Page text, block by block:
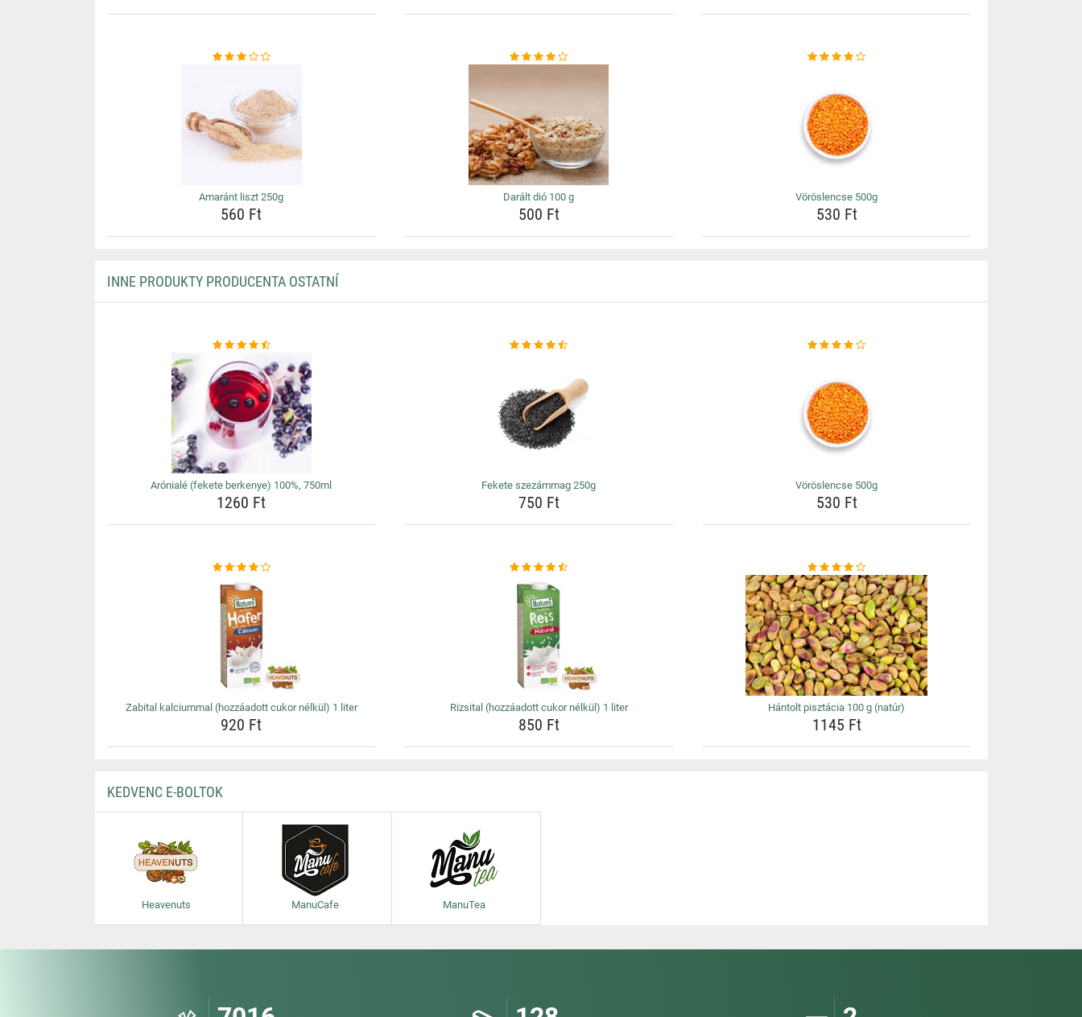
Amaránt liszt 250g
560 Ft
Darált dió 100 g
500 Ft
Vöröslencse 500g
530 Ft
INNE PRODUKTY PRODUCENTA OSTATNÍ
Arónialé (fekete berkenye) 100%, 750ml
1260 Ft
Fekete szezámmag 250g
750 Ft
Vöröslencse 500g
530 Ft
Zabital kalciummal (hozzáadott cukor nélkül) 1 liter
920 Ft
Rizsital (hozzáadott cukor nélkül) 1 liter
850 Ft
Hántolt pisztácia 100 g (natúr)
1145 Ft
KEDVENC E-BOLTOK
Heavenuts ManuCafe ManuTea